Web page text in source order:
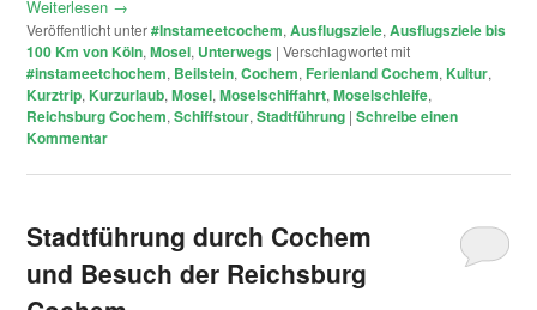
Weiterlesen →
Veröffentlicht unter#Instameetcochem,Ausflugsziele,Ausflugsziele bis
100 Km von Köln,Mosel, Unterwegs |Verschlagwortet mit
#instameetchochem, Beilstein,Cochem,Ferienland Cochem,Kultur,
Kurztrip,Kurzurlaub,Mosel,Moselschiffahrt,Moselschleife,
Reichsburg Cochem,Schiffstour,Stadtführung |Schreibe einen
Kommentar
Stadtführung durch Cochem
und Besuch der Reichsburg